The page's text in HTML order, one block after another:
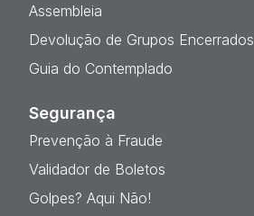
Assembleia
Devolução de Grupos Encerrados
Guia do Contemplado
Segurança
Prevenção à Fraude
Validador de Boletos
Golpes? Aqui Não!